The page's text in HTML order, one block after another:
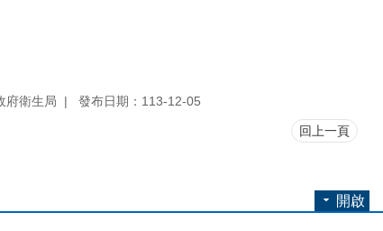
府衛生局 發布日期：113-12-05
回上一頁
開啟